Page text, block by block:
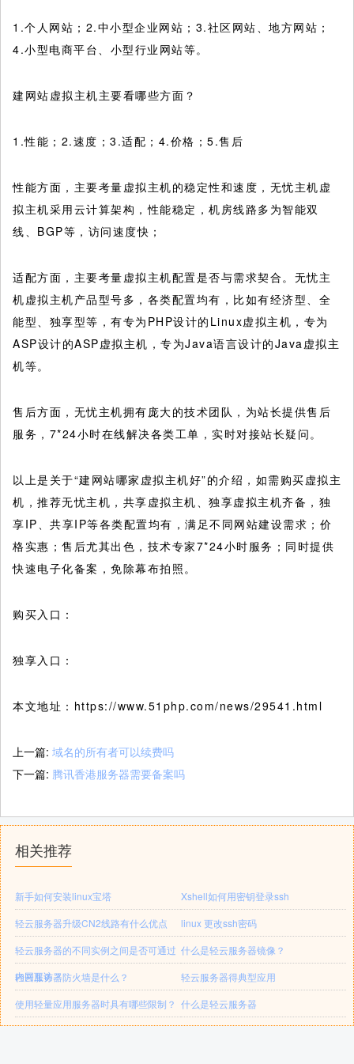
1.个人网站；2.中小型企业网站；3.社区网站、地方网站；
4.小型电商平台、小型行业网站等。
建网站虚拟主机主要看哪些方面？
1.性能；2.速度；3.适配；4.价格；5.售后
性能方面，主要考量虚拟主机的稳定性和速度，无忧主机虚
拟主机采用云计算架构，性能稳定，机房线路多为智能双
线、BGP等，访问速度快；
适配方面，主要考量虚拟主机配置是否与需求契合。无忧主
机虚拟主机产品型号多，各类配置均有，比如有经济型、全
能型、独享型等，有专为PHP设计的Linux虚拟主机，专为
ASP设计的ASP虚拟主机，专为Java语言设计的Java虚拟主
机等。
售后方面，无忧主机拥有庞大的技术团队，为站长提供售后
服务，7*24小时在线解决各类工单，实时对接站长疑问。
以上是关于“建网站哪家虚拟主机好”的介绍，如需购买虚拟主
机，推荐无忧主机，共享虚拟主机、独享虚拟主机齐备，独
享IP、共享IP等各类配置均有，满足不同网站建设需求；价
格实惠；售后尤其出色，技术专家7*24小时服务；同时提供
快速电子化备案，免除幕布拍照。
购买入口：
独享入口：
本文地址：https://www.51php.com/news/29541.html
上一篇: 域名的所有者可以续费吗
下一篇: 腾讯香港服务器需要备案吗
相关推荐
新手如何安装linux宝塔
Xshell如何用密钥登录ssh
轻云服务器升级CN2线路有什么优点
linux 更改ssh密码
轻云服务器的不同实例之间是否可通过
内网互访？
什么是轻云服务器镜像？
轻云服务器防火墙是什么？
轻云服务器得典型应用
使用轻量应用服务器时具有哪些限制？ 什么是轻云服务器